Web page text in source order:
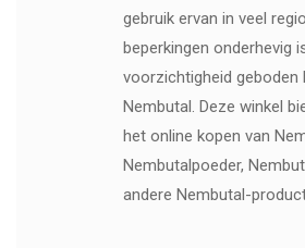
gebruik ervan in veel
beperkingen onderhevig
voorzichtigheid geboden
Nembutal. Deze winkel
het online kopen van
Nembutalpoeder,
andere Nembutal-